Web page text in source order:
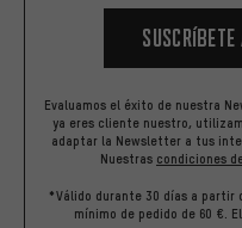
Evaluamos el éxito de nuestra
ya eres cliente nuestro,
adaptar la Newsletter a tus
Nuestras condiciones
*Válido durante 30 días a partir
mínimo de pedido de 60 €.